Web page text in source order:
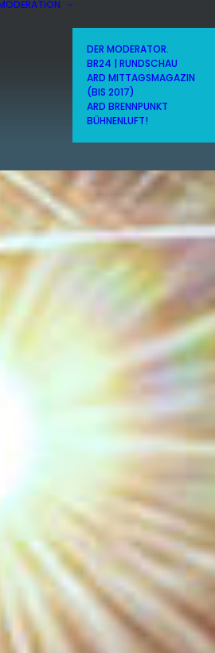
DER MODERATOR.
BR24 | RUNDSCHAU
ARD MITTAGSMAGAZIN
(BIS 2017)
ARD BRENNPUNKT
BÜHNENLUFT!